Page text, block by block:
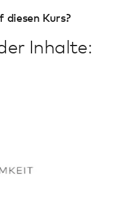
diesen Kurs?
Inhalte: